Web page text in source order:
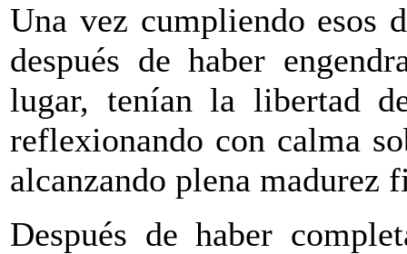
Una vez cumpliendo esos
después de haber
lugar, tenían la libertad
reflexionando con calma
alcanzando plena madurez
Después de haber